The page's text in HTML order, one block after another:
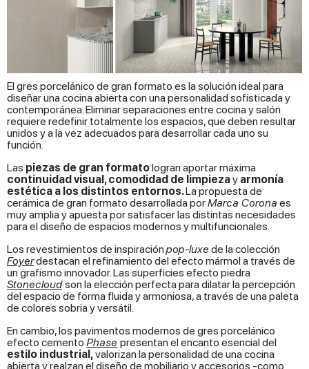
El gres porcelánico de gran formato es la solución ideal para
diseñar una cocina abierta con una personalidad sofisticada y
contemporánea. Eliminar separaciones entre cocina y salón
requiere redefinir totalmente los espacios, que deben resultar
unidos y a la vez adecuados para desarrollar cada uno su
función.
Las piezas de gran formatologran aportar máxima
continuidad visual, comodidad de limpiezay armonía
estética a los distintos entornos.La propuesta de
cerámica de gran formato desarrollada porMarca Corona es
muy amplia y apuesta por satisfacer las distintas necesidades
para el diseño de espacios modernos y multifuncionales.
Los revestimientos de inspiraciónpop-luxe de la colección
Foyerdestacan el refinamiento del efecto mármol a través de
un grafismo innovador. Las superficies efecto piedra
Stonecloud son la elección perfecta para dilatar la percepción
del espacio de forma fluida y armoniosa, a través de una paleta
de colores sobria y versátil.
En cambio, los pavimentos modernos de gres porcelánico
efecto cemento Phase presentan el encanto esencial del
estilo industrial,valorizan la personalidad de una cocina
abierta y realzan el diseño de mobiliario y accesorios -como